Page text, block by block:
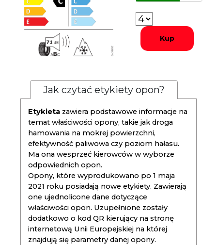
Kup
Jak czytać etykiety opon?
Etykieta zawiera podstawowe informacje na
temat właściwości opony, takie jak droga
hamowania na mokrej powierzchni,
efektywność paliwowa czy poziom hałasu.
Ma ona wesprzeć kierowców w wyborze
odpowiednich opon.
Opony, które wyprodukowano po 1 maja
2021 roku posiadają nowe etykiety. Zawierają
one ujednolicone dane dotyczące
właściwości opon. Uzupełnione zostały
dodatkowo o kod QR kierujący na stronę
internetową Unii Europejskiej na której
znajdują się parametry danej opony.